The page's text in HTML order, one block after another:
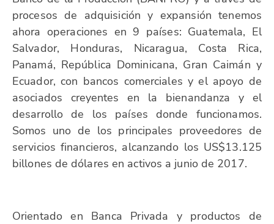
procesos de adquisición y expansión tenemos
ahora operaciones en 9 países: Guatemala, El
Salvador, Honduras, Nicaragua, Costa Rica,
Panamá, República Dominicana, Gran Caimán y
Ecuador, con bancos comerciales y el apoyo de
asociados creyentes en la bienandanza y el
desarrollo de los países donde funcionamos.
Somos uno de los principales proveedores de
servicios financieros, alcanzando los US$13.125
billones de dólares en activos a junio de 2017.
Orientado en Banca Privada y productos de